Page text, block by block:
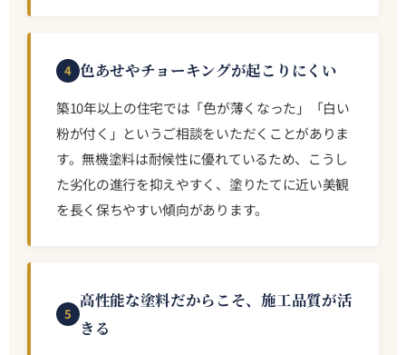
4 色あせやチョーキングが起こりにくい
築10年以上の住宅では「色が薄くなった」「白い
粉が付く」というご相談をいただくことがありま
す。無機塗料は耐候性に優れているため、こうし
た劣化の進行を抑えやすく、塗りたてに近い美観
を長く保ちやすい傾向があります。
5
高性能な塗料だからこそ、施工品質が活
きる